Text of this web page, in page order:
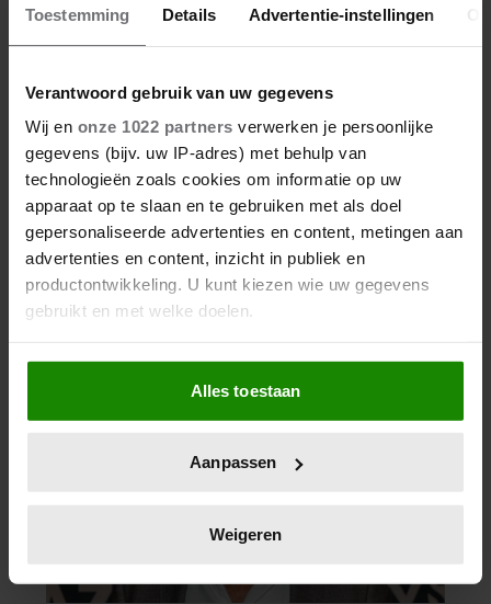
Toestemming Details Advertentie-instellingen
Verantwoord gebruik van uw gegevens
Wij en onze 1022 partners verwerken je persoonlijke
gegevens (bijv. uw IP-adres) met behulp van
technologieën zoals cookies om informatie op uw
apparaat op te slaan en te gebruiken met als doel
gepersonaliseerde advertenties en content, metingen aan
advertenties en content, inzicht in publiek en
productontwikkeling. U kunt kiezen wie uw gegevens
gebruikt en met welke doelen.
Als u het toestaat, willen we ook graag:
Informatie verzamelen over uw geografische
locatie, die tot een paar meter nauwkeurig kan zijn
scannen op specifieke eigenschappen (fingerprinting)
verwerkt en stel uw voorkeuren in het
intrekken in de Cookieverklaring.
Alles toestaan
Aanpassen
Weigeren